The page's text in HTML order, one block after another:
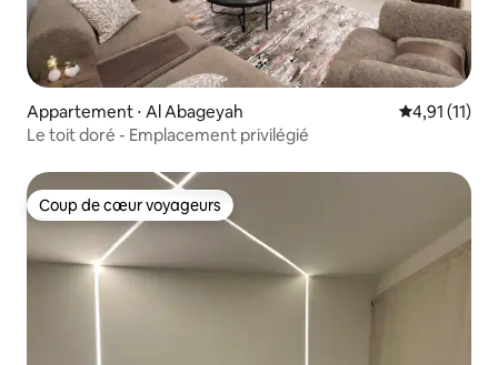
Appartement ⋅ Al Abageyah Évaluation
4,91 (11)
Le toit doré - Emplacement privilégié
Coup de cœur voyageurs
Coup de cœur voyageurs